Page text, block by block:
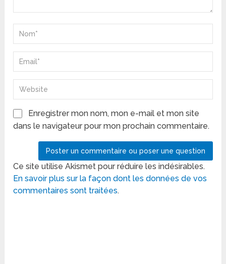
Enregistrer mon nom, mon e-mail et mon site
dans le navigateur pour mon prochain commentaire.
Ce site utilise Akismet pour réduire les indésirables.
En savoir plus sur la façon dont les données de vos
commentaires sont traitées.